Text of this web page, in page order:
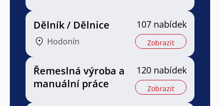
Dělník / Dělnice
Hodonín
107 nabídek
Zobrazit
Řemeslná výroba a
manuální práce
120 nabídek
Zobrazit